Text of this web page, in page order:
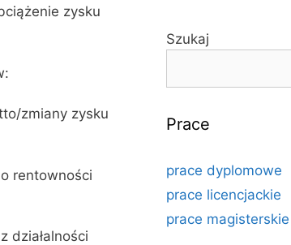
zysku
zmiany zysku
rentowności
działalności
Szukaj
Prace
prace dyplomowe
prace licencjackie
prace magisterskie